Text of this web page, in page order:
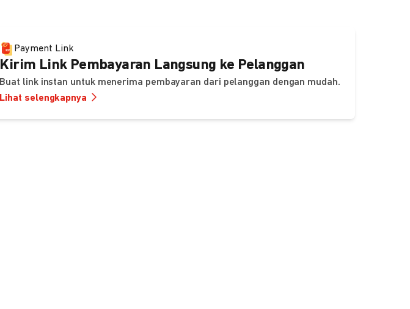
Payment Link
Kirim Link Pembayaran Langsung ke Pelanggan
Buat link instan untuk menerima pembayaran dari pelanggan dengan mudah.
Lihat selengkapnya